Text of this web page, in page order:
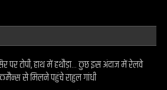
पर टोपी, हाथ में हथौड़ा… कुछ इस अंदाज में रेलवे
से मिलने पहुंचे राहुल गांधी